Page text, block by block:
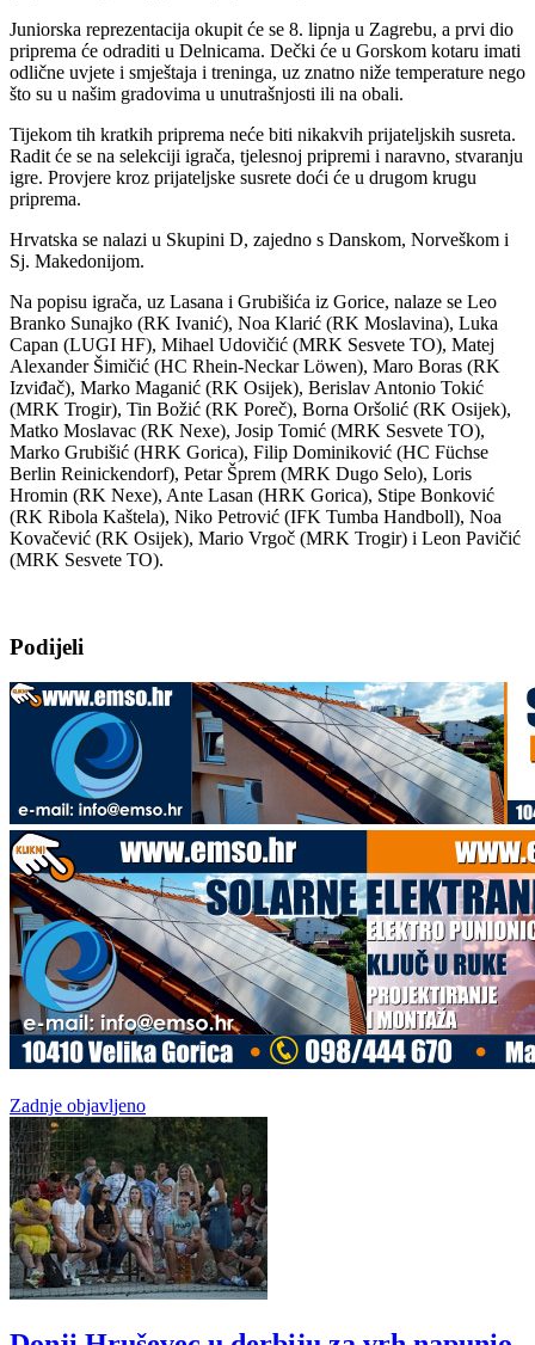
Juniorska reprezentacija okupit će se 8. lipnja u Zagrebu, a prvi dio
priprema će odraditi u Delnicama. Dečki će u Gorskom kotaru imati
odlične uvjete i smještaja i treninga, uz znatno niže temperature nego
što su u našim gradovima u unutrašnjosti ili na obali.
Tijekom tih kratkih priprema neće biti nikakvih prijateljskih susreta.
Radit će se na selekciji igrača, tjelesnoj pripremi i naravno, stvaranju
igre. Provjere kroz prijateljske susrete doći će u drugom krugu
priprema.
Hrvatska se nalazi u Skupini D, zajedno s Danskom, Norveškom i
Sj. Makedonijom.
Na popisu igrača, uz Lasana i Grubišića iz Gorice, nalaze se Leo
Branko Sunajko (RK Ivanić), Noa Klarić (RK Moslavina), Luka
Capan (LUGI HF), Mihael Udovičić (MRK Sesvete TO), Matej
Alexander Šimičić (HC Rhein-Neckar Löwen), Maro Boras (RK
Izviđač), Marko Maganić (RK Osijek), Berislav Antonio Tokić
(MRK Trogir), Tin Božić (RK Poreč), Borna Oršolić (RK Osijek),
Matko Moslavac (RK Nexe), Josip Tomić (MRK Sesvete TO),
Marko Grubišić (HRK Gorica), Filip Dominiković (HC Füchse
Berlin Reinickendorf), Petar Šprem (MRK Dugo Selo), Loris
Hromin (RK Nexe), Ante Lasan (HRK Gorica), Stipe Bonković
(RK Ribola Kaštela), Niko Petrović (IFK Tumba Handboll), Noa
Kovačević (RK Osijek), Mario Vrgoč (MRK Trogir) i Leon Pavičić
(MRK Sesvete TO).
Podijeli
Zadnje objavljeno